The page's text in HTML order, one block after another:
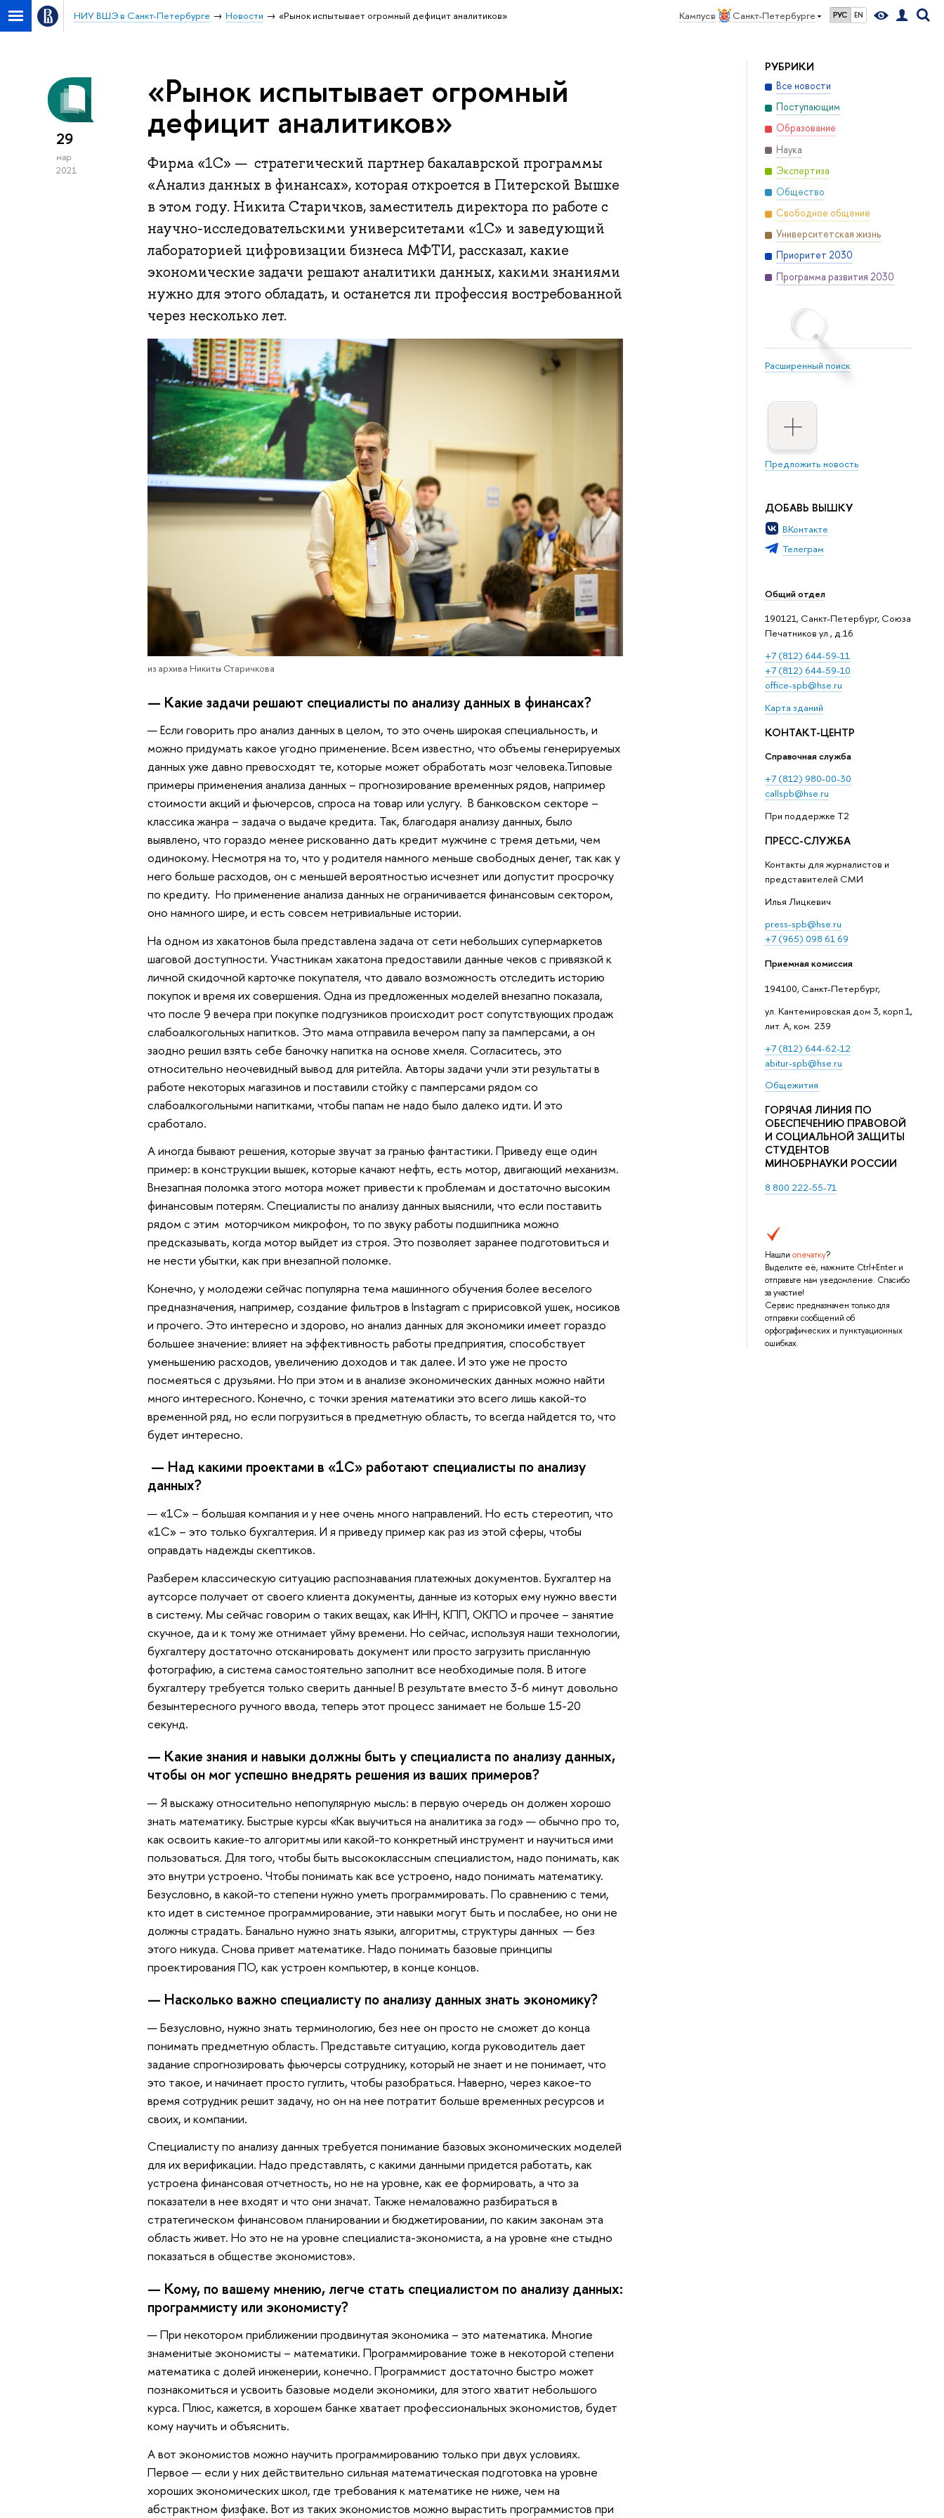
Кампус в Санкт-Петербурге РУС EN
НИУ ВШЭ в Санкт-Петербурге Новости «Рынок испытывает огромный дефицит аналитиков»
РУБРИКИ
Все новости
Поступающим
Образование
Наука
Экспертиза
Общество
Свободное общение
Университетская жизнь
Приоритет 2030
Программа развития 2030
Расширенный поиск
Предложить новость
ДОБАВЬ ВЫШКУ
ВКонтакте
Телеграм
Общий отдел
190121, Санкт-Петербург, Союза
Печатников ул., д.16
+7 (812) 644-59-11
+7 (812) 644-59-10
office-spb@hse.ru
Карта зданий
КОНТАКТ-ЦЕНТР
Справочная служба
+7 (812) 980-00-30
callspb@hse.ru
При поддержке T2
ПРЕСС-СЛУЖБА
Контакты для журналистов и
представителей СМИ
Илья Лицкевич
press-spb@hse.ru
+7 (965) 098 61 69
Приемная комиссия
194100, Санкт-Петербург,
ул. Кантемировская дом 3, корп.1,
лит. А, ком. 239
+7 (812) 644-62-12
abitur-spb@hse.ru
Общежития
ГОРЯЧАЯ ЛИНИЯ ПО
ОБЕСПЕЧЕНИЮ ПРАВОВОЙ
И СОЦИАЛЬНОЙ ЗАЩИТЫ
СТУДЕНТОВ
МИНОБРНАУКИ РОССИИ
8 800 222-55-71
Нашли опечатку?
Выделите её, нажмите Ctrl+Enter и
отправьте нам уведомление. Спасибо
за участие!
Сервис предназначен только для
отправки сообщений об
орфографических и пунктуационных
ошибках.
29
мар
2021
«Рынок испытывает огромный
дефицит аналитиков»
Фирма «1С» — стратегический партнер бакалаврской программы
«Анализ данных в финансах», которая откроется в Питерской Вышке
в этом году. Никита Старичков, заместитель директора по работе с
научно-исследовательскими университетами «1С» и заведующий
лабораторией цифровизации бизнеса МФТИ, рассказал, какие
экономические задачи решают аналитики данных, какими знаниями
нужно для этого обладать, и останется ли профессия востребованной
через несколько лет.
из архива Никиты Старичкова
— Какие задачи решают специалисты по анализу данных в финансах?
— Если говорить про анализ данных в целом, то это очень широкая специальность, и
можно придумать какое угодно применение. Всем известно, что объемы генерируемых
данных уже давно превосходят те, которые может обработать мозг человека.Типовые
примеры применения анализа данных – прогнозирование временных рядов, например
стоимости акций и фьючерсов, спроса на товар или услугу. В банковском секторе –
классика жанра – задача о выдаче кредита. Так, благодаря анализу данных, было
выявлено, что гораздо менее рискованно дать кредит мужчине с тремя детьми, чем
одинокому. Несмотря на то, что у родителя намного меньше свободных денег, так как у
него больше расходов, он с меньшей вероятностью исчезнет или допустит просрочку
по кредиту. Но применение анализа данных не ограничивается финансовым сектором,
оно намного шире, и есть совсем нетривиальные истории.
На одном из хакатонов была представлена задача от сети небольших супермаркетов
шаговой доступности. Участникам хакатона предоставили данные чеков с привязкой к
личной скидочной карточке покупателя, что давало возможность отследить историю
покупок и время их совершения. Одна из предложенных моделей внезапно показала,
что после 9 вечера при покупке подгузников происходит рост сопутствующих продаж
слабоалкогольных напитков. Это мама отправила вечером папу за памперсами, а он
заодно решил взять себе баночку напитка на основе хмеля. Согласитесь, это
относительно неочевидный вывод для ритейла. Авторы задачи учли эти результаты в
работе некоторых магазинов и поставили стойку с памперсами рядом со
слабоалкогольными напитками, чтобы папам не надо было далеко идти. И это
сработало.
А иногда бывают решения, которые звучат за гранью фантастики. Приведу еще один
пример: в конструкции вышек, которые качают нефть, есть мотор, двигающий механизм.
Внезапная поломка этого мотора может привести к проблемам и достаточно высоким
финансовым потерям. Специалисты по анализу данных выяснили, что если поставить
рядом с этим моторчиком микрофон, то по звуку работы подшипника можно
предсказывать, когда мотор выйдет из строя. Это позволяет заранее подготовиться и
не нести убытки, как при внезапной поломке.
Конечно, у молодежи сейчас популярна тема машинного обучения более веселого
предназначения, например, создание фильтров в Instagram с пририсовкой ушек, носиков
и прочего. Это интересно и здорово, но анализ данных для экономики имеет гораздо
большее значение: влияет на эффективность работы предприятия, способствует
уменьшению расходов, увеличению доходов и так далее. И это уже не просто
посмеяться с друзьями. Но при этом и в анализе экономических данных можно найти
много интересного. Конечно, с точки зрения математики это всего лишь какой-то
временной ряд, но если погрузиться в предметную область, то всегда найдется то, что
будет интересно.
— Над какими проектами в «1С» работают специалисты по анализу
данных?
— «1С» – большая компания и у нее очень много направлений. Но есть стереотип, что
«1С» – это только бухгалтерия. И я приведу пример как раз из этой сферы, чтобы
оправдать надежды скептиков.
Разберем классическую ситуацию распознавания платежных документов. Бухгалтер на
аутсорсе получает от своего клиента документы, данные из которых ему нужно ввести
в систему. Мы сейчас говорим о таких вещах, как ИНН, КПП, ОКПО и прочее – занятие
скучное, да и к тому же отнимает уйму времени. Но сейчас, используя наши технологии,
бухгалтеру достаточно отсканировать документ или просто загрузить присланную
фотографию, а система самостоятельно заполнит все необходимые поля. В итоге
бухгалтеру требуется только сверить данные! В результате вместо 3-6 минут довольно
безынтересного ручного ввода, теперь этот процесс занимает не больше 15-20
секунд.
— Какие знания и навыки должны быть у специалиста по анализу данных,
чтобы он мог успешно внедрять решения из ваших примеров?
— Я выскажу относительно непопулярную мысль: в первую очередь он должен хорошо
знать математику. Быстрые курсы «Как выучиться на аналитика за год» — обычно про то,
как освоить какие-то алгоритмы или какой-то конкретный инструмент и научиться ими
пользоваться. Для того, чтобы быть высококлассным специалистом, надо понимать, как
это внутри устроено. Чтобы понимать как все устроено, надо понимать математику.
Безусловно, в какой-то степени нужно уметь программировать. По сравнению с теми,
кто идет в системное программирование, эти навыки могут быть и послабее, но они не
должны страдать. Банально нужно знать языки, алгоритмы, структуры данных — без
этого никуда. Снова привет математике. Надо понимать базовые принципы
проектирования ПО, как устроен компьютер, в конце концов.
— Насколько важно специалисту по анализу данных знать экономику?
— Безусловно, нужно знать терминологию, без нее он просто не сможет до конца
понимать предметную область. Представьте ситуацию, когда руководитель дает
задание спрогнозировать фьючерсы сотруднику, который не знает и не понимает, что
это такое, и начинает просто гуглить, чтобы разобраться. Наверно, через какое-то
время сотрудник решит задачу, но он на нее потратит больше временных ресурсов и
своих, и компании.
Специалисту по анализу данных требуется понимание базовых экономических моделей
для их верификации. Надо представлять, с какими данными придется работать, как
устроена финансовая отчетность, но не на уровне, как ее формировать, а что за
показатели в нее входят и что они значат. Также немаловажно разбираться в
стратегическом финансовом планировании и бюджетировании, по каким законам эта
область живет. Но это не на уровне специалиста-экономиста, а на уровне «не стыдно
показаться в обществе экономистов».
— Кому, по вашему мнению, легче стать специалистом по анализу данных:
программисту или экономисту?
— При некотором приближении продвинутая экономика – это математика. Многие
знаменитые экономисты – математики. Программирование тоже в некоторой степени
математика с долей инженерии, конечно. Программист достаточно быстро может
познакомиться и усвоить базовые модели экономики, для этого хватит небольшого
курса. Плюс, кажется, в хорошем банке хватает профессиональных экономистов, будет
кому научить и объяснить.
А вот экономистов можно научить программированию только при двух условиях.
Первое — если у них действительно сильная математическая подготовка на уровне
хороших экономических школ, где требования к математике не ниже, чем на
абстрактном физфаке. Вот из таких экономистов можно вырастить программистов при